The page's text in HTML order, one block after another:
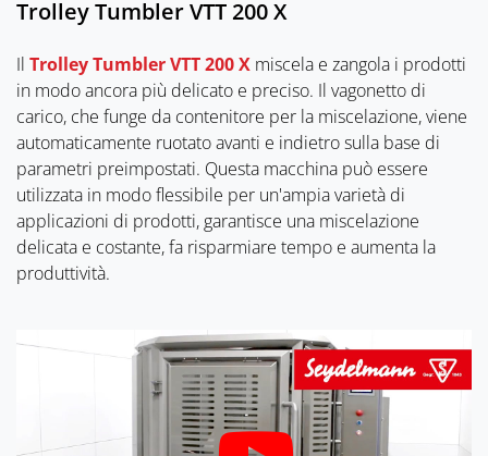
Trolley Tumbler VTT 200 X
Il Trolley Tumbler VTT 200 X miscela e zangola i prodotti
in modo ancora più delicato e preciso. Il vagonetto di
carico, che funge da contenitore per la miscelazione, viene
automaticamente ruotato avanti e indietro sulla base di
parametri preimpostati. Questa macchina può essere
utilizzata in modo flessibile per un'ampia varietà di
applicazioni di prodotti, garantisce una miscelazione
delicata e costante, fa risparmiare tempo e aumenta la
produttività.